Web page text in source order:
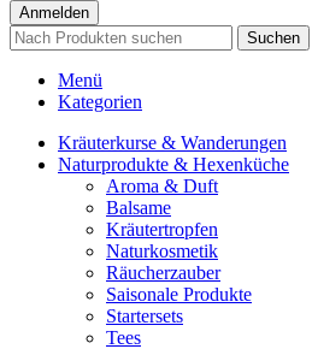
Anmelden
Suchen
Menü
Kategorien
Kräuterkurse & Wanderungen
Naturprodukte & Hexenküche
Aroma & Duft
Balsame
Kräutertropfen
Naturkosmetik
Räucherzauber
Saisonale Produkte
Startersets
Tees